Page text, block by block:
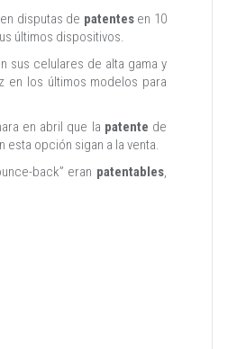
disputas de patentesen 10
últimos dispositivos.
sus celulares de alta gama y
en los últimos modelos para
en abril que la patente de
opción sigan a la venta.
back” eran patentables